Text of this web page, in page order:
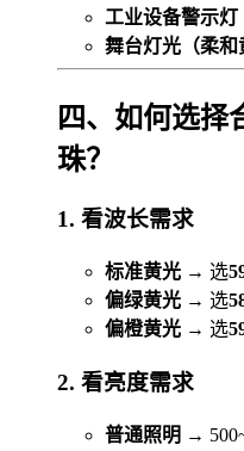
工业设备警示灯
舞台灯光（柔和
四、如何选择
珠？
1. 看波长需求
标准黄光 → 选
偏绿黄光 → 选
偏橙黄光 → 选
2. 看亮度需求
普通照明 →